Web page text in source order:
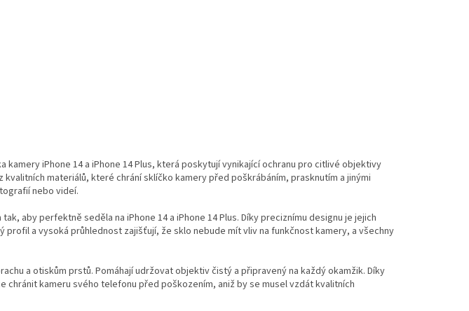
á
d
c
í
p
k
y
iPhone 14 a iPhone 14 Plus, která poskytují vynikající ochranu pro citlivé objektivy
materiálů, které chrání sklíčko kamery před poškrábáním, prasknutím a jinými
nebo videí.
aby perfektně seděla na iPhone 14 a iPhone 14 Plus. Díky preciznímu designu je jejich
profil a vysoká průhlednost zajišťují, že sklo nebude mít vliv na funkčnost kamery, a všechny
a otiskům prstů. Pomáhají udržovat objektiv čistý a připravený na každý okamžik. Díky
chránit kameru svého telefonu před poškozením, aniž by se musel vzdát kvalitních